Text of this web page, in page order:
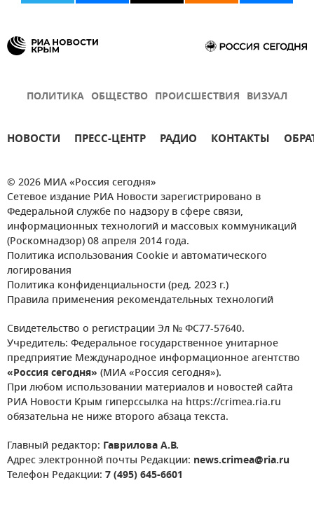
ПОЛИТИКА ОБЩЕСТВО ПРОИСШЕСТВИЯ ВИЗУАЛ
НОВОСТИ ПРЕСС-ЦЕНТР РАДИО КОНТАКТЫ
© 2026 МИА «Россия сегодня»
Сетевое издание РИА Новости зарегистрировано в
Федеральной службе по надзору в сфере связи,
информационных технологий и массовых коммуникаций
(Роскомнадзор) 08 апреля 2014 года.
Политика использования Cookie и автоматического
логирования
Политика конфиденциальности (ред. 2023 г.)
Правила применения рекомендательных технологий
Свидетельство о регистрации Эл № ФС77-57640.
Учредитель: Федеральное государственное унитарное
предприятие Международное информационное агентство
«Россия сегодня» (МИА «Россия сегодня»).
При любом использовании материалов и новостей сайта
РИА Новости Крым гиперссылка на https://crimea.ria.ru
обязательна не ниже второго абзаца текста.
Главный редактор: Гаврилова А.В.
Адрес электронной почты Редакции: news.crimea@ria.ru
Телефон Редакции: 7 (495) 645-6601